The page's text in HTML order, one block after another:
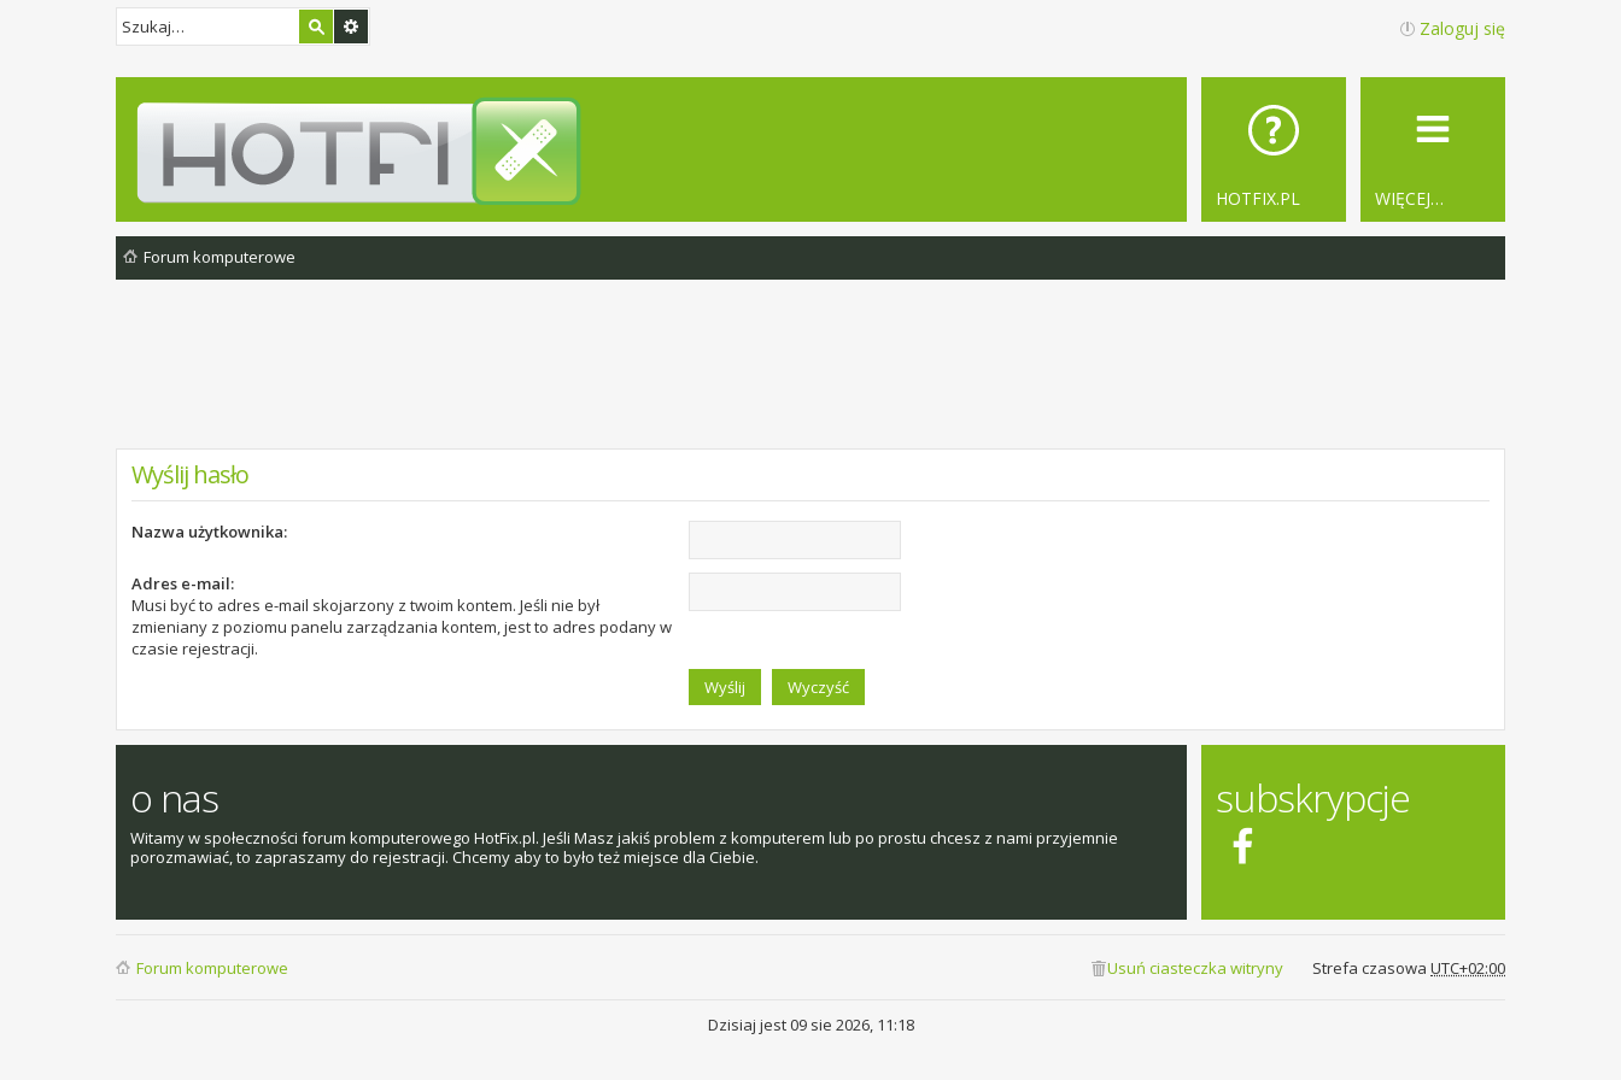
Zaloguj się
WIĘCEJ…
HOTFIX.PL
Forum komputerowe
Wyślij hasło
Nazwa użytkownika:
Adres e-mail:
Musi być to adres e-mail skojarzony z twoim kontem. Jeśli nie był
zmieniany z poziomu panelu zarządzania kontem, jest to adres podany w
czasie rejestracji.
o nas
Witamy w społeczności forum komputerowego HotFix.pl. Jeśli Masz jakiś problem z komputerem lub po prostu chcesz z nami przyjemnie
porozmawiać, to zapraszamy do rejestracji. Chcemy aby to było też miejsce dla Ciebie.
subskrypcje
Forum komputerowe Strefa czasowa UTC+02:00
Usuń ciasteczka witryny
Dzisiaj jest 09 sie 2026, 11:18